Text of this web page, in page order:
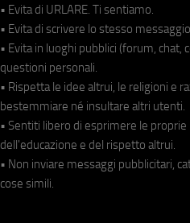
• Evita di URLARE. Ti sentiamo.
• Evita di scrivere lo stesso
• Evita in luoghi pubblici (forum, chat,
questioni personali.
• Rispetta le idee altrui, le religioni e
bestemmiare né insultare altri utenti.
• Sentiti libero di esprimere le proprie
dell'educazione e del rispetto altrui.
• Non inviare messaggi pubblicitari,
cose simili.